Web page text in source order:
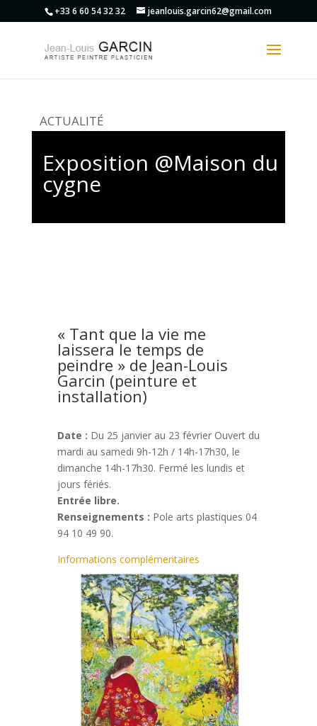
+33 6 60 54 32 32 jeanlouis.garcin62@gmail.com
ACTUALITÉ
Exposition @Maison du
cygne
« Tant que la vie me
laissera le temps de
peindre » de Jean-Louis
Garcin (peinture et
installation)
Date : Du 25 janvier au 23 février Ouvert du
mardi au samedi 9h-12h / 14h-17h30, le
dimanche 14h-17h30. Fermé les lundis et
jours fériés.
Entrée libre.
Renseignements : Pole arts plastiques 04
94 10 49 90.
Informations complémentaires